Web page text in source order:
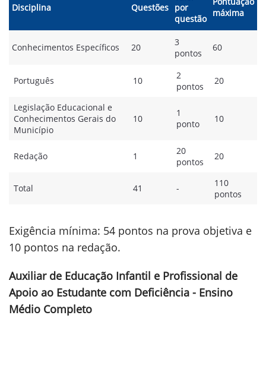
Disciplina Questões por
questão
máxima
Conhecimentos Específicos 20
3
pontos
60
Português 10
2
pontos
20
Legislação Educacional e
Conhecimentos Gerais do
Município
10
1
ponto
10
Redação 1
20
pontos
20
Total 41 -
110
pontos
Exigência mínima: 54 pontos na prova objetiva e
10 pontos na redação.
Auxiliar de Educação Infantil e Profissional de
Apoio ao Estudante com Deficiência - Ensino
Médio Completo